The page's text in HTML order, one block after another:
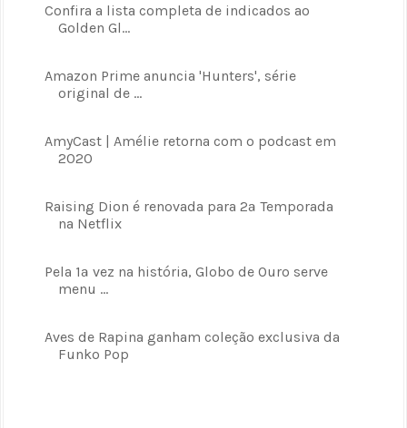
Confira a lista completa de indicados ao
Golden Gl...
Amazon Prime anuncia 'Hunters', série
original de ...
AmyCast | Amélie retorna com o podcast em
2020
Raising Dion é renovada para 2ª Temporada
na Netflix
Pela 1ª vez na história, Globo de Ouro serve
menu ...
Aves de Rapina ganham coleção exclusiva da
Funko Pop